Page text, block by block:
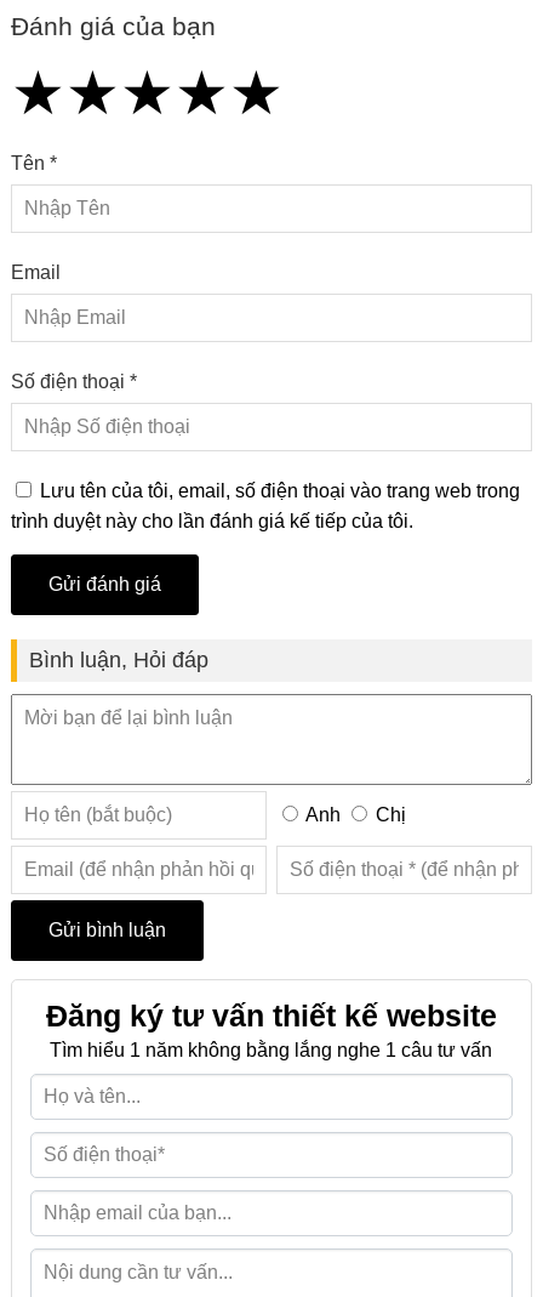
Đánh giá của bạn
★
★★
★★★
★★★★
★★★★★
Tên *
Email
Số điện thoại *
Lưu tên của tôi, email, số điện thoại vào trang web trong
trình duyệt này cho lần đánh giá kế tiếp của tôi.
Bình luận, Hỏi đáp
Anh Chị
Đăng ký tư vấn thiết kế website
Tìm hiểu 1 năm không bằng lắng nghe 1 câu tư vấn